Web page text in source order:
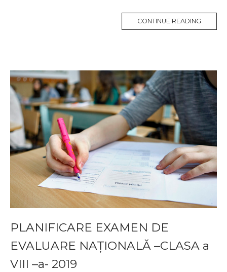
CONTINUE READING
PLANIFICARE EXAMEN DE
EVALUARE NAȚIONALĂ –CLASA a
VIII –a- 2019